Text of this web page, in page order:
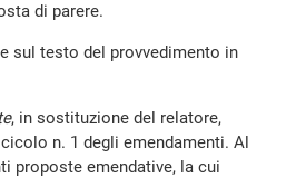
di parere.
sul testo del provvedimento in
, in sostituzione del relatore,
n. 1 degli emendamenti. Al
proposte emendative, la cui